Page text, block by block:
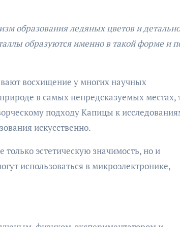
образования ледяных цветов и детально
образуются именно в такой форме и
восхищение у многих научных
в самых непредсказуемых местах,
подходу Капицы к
искусственно.
эстетическую значимость, но и
использоваться в микроэлектронике,